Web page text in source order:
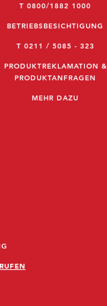
T 0800/1882 1000
BETRIEBSBESICHTIGUNG
T 0211 / 5085 - 323
PRODUKTREKLAMATION &
PRODUKTANFRAGEN
MEHR DAZU